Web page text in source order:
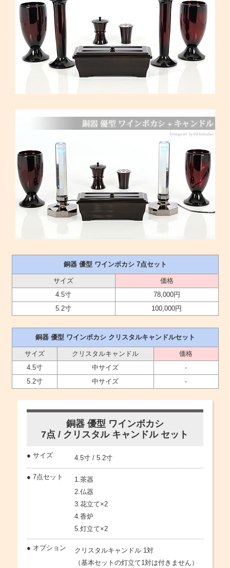
銅器 優型 ワインボカシ 7点セット
サイズ
価格
4.5寸
78,000円
5.2寸
100,000円
銅器 優型 ワインボカシ クリスタルキャンドルセット
サイズ クリスタルキャンドル
価格
4.5寸
中サイズ
-
5.2寸
中サイズ -
銅器 優型 ワインボカシ
7点 / クリスタル キャンドル セット
● サイズ 4.5寸 / 5.2寸
● 7点セット
1.茶器
2.仏器
3.花立て×2
4.香炉
5.灯立て×2
● オプション
クリスタルキャンドル 1対
（基本セットの灯立て1対は付きません）